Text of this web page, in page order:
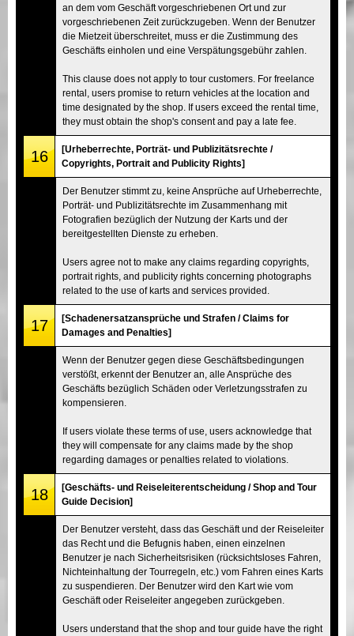
an dem vom Geschäft vorgeschriebenen Ort und zur
vorgeschriebenen Zeit zurückzugeben. Wenn der Benutzer
die Mietzeit überschreitet, muss er die Zustimmung des
Geschäfts einholen und eine Verspätungsgebühr zahlen.
This clause does not apply to tour customers. For freelance
rental, users promise to return vehicles at the location and
time designated by the shop. If users exceed the rental time,
they must obtain the shop's consent and pay a late fee.
16
[Urheberrechte, Porträt- und Publizitätsrechte /
Copyrights, Portrait and Publicity Rights]
Der Benutzer stimmt zu, keine Ansprüche auf Urheberrechte,
Porträt- und Publizitätsrechte im Zusammenhang mit
Fotografien bezüglich der Nutzung der Karts und der
bereitgestellten Dienste zu erheben.
Users agree not to make any claims regarding copyrights,
portrait rights, and publicity rights concerning photographs
related to the use of karts and services provided.
17
[Schadenersatzansprüche und Strafen / Claims for
Damages and Penalties]
Wenn der Benutzer gegen diese Geschäftsbedingungen
verstößt, erkennt der Benutzer an, alle Ansprüche des
Geschäfts bezüglich Schäden oder Verletzungsstrafen zu
kompensieren.
If users violate these terms of use, users acknowledge that
they will compensate for any claims made by the shop
regarding damages or penalties related to violations.
18
[Geschäfts- und Reiseleiterentscheidung / Shop and Tour
Guide Decision]
Der Benutzer versteht, dass das Geschäft und der Reiseleiter
das Recht und die Befugnis haben, einen einzelnen
Benutzer je nach Sicherheitsrisiken (rücksichtsloses Fahren,
Nichteinhaltung der Tourregeln, etc.) vom Fahren eines Karts
zu suspendieren. Der Benutzer wird den Kart wie vom
Geschäft oder Reiseleiter angegeben zurückgeben.
Users understand that the shop and tour guide have the right